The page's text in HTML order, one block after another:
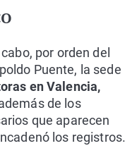
por orden del
Puente, la sede
en Valencia,
de los
que aparecen
los registros.